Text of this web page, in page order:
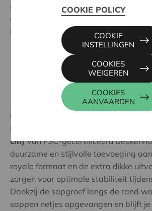
roestvrij staal. De antibacteriële
extra hygiëne en comfort tijdens het
Inhoud van de set:
Paring knife: voor schillen en fijn
Utility knife: veelzijdig mes voor
Chef’s knife: ideaal voor snijden
Santoku knife: perfect voor
Lekker koken
Deze massieve
cm)van FSC-gecertificeerd
duurzame en stijlvolle toevoeging
royale formaat en de extra dikke
zorgen voor optimale stabiliteit
Dankzij de sapgroef langs de rand
sappen netjes opgevangen en blijft
COOKIE POLICY
COOKIES
AANVAARDEN
COOKIES
WEIGEREN
COOKIE
INSTELLINGEN